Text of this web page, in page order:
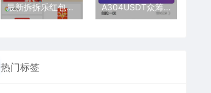
最新拆拆乐红包理财源码 A304USDT众筹+分红双模式系统
热门标签